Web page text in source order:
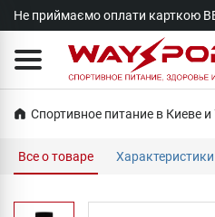
Не приймаємо оплати карткою
Спортивное питание в Киеве и
Все о товаре Характеристики